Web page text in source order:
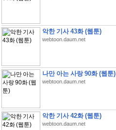
악한 기사 43화 (웹툰)
webtoon.daum.net
나만 아는 사랑 90화 (웹툰)
webtoon.daum.net
악한 기사 42화 (웹툰)
webtoon.daum.net